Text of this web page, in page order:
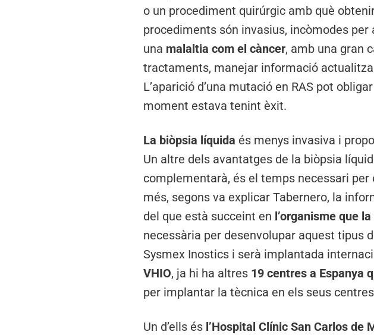
o un procediment quirúrgic amb què
procediments són invasius, incòmodes
una malaltia com el càncer, amb una gran
tractaments, manejar informació
L’aparició d’una mutació en RAS pot
moment estava tenint èxit.
La biòpsia líquida és menys invasiva i
Un altre dels avantatges de la biòpsia
complementarà, és el temps necessari
més, segons va explicar Tabernero, la
del que està succeint en l’organisme que
necessària per desenvolupar aquest tipus
Sysmex Inostics i serà implantada
VHIO, ja hi ha altres 19 centres a Espanya
per implantar la tècnica en els seus
Un d’ells és l’Hospital Clínic San Carlos de